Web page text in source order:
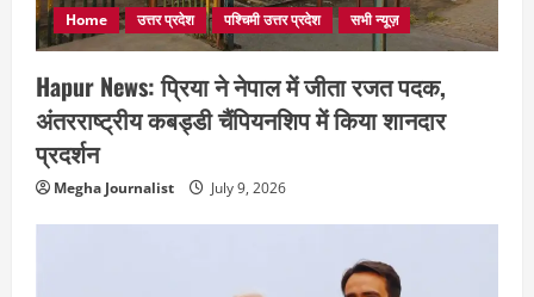
Home उत्तर प्रदेश पश्चिमी उत्तर प्रदेश सभी न्यूज़
Hapur News: प्रिया ने नेपाल में जीता रजत पदक,
अंतरराष्ट्रीय कबड्डी चैंपियनशिप में किया शानदार
प्रदर्शन
Megha Journalist July 9, 2026